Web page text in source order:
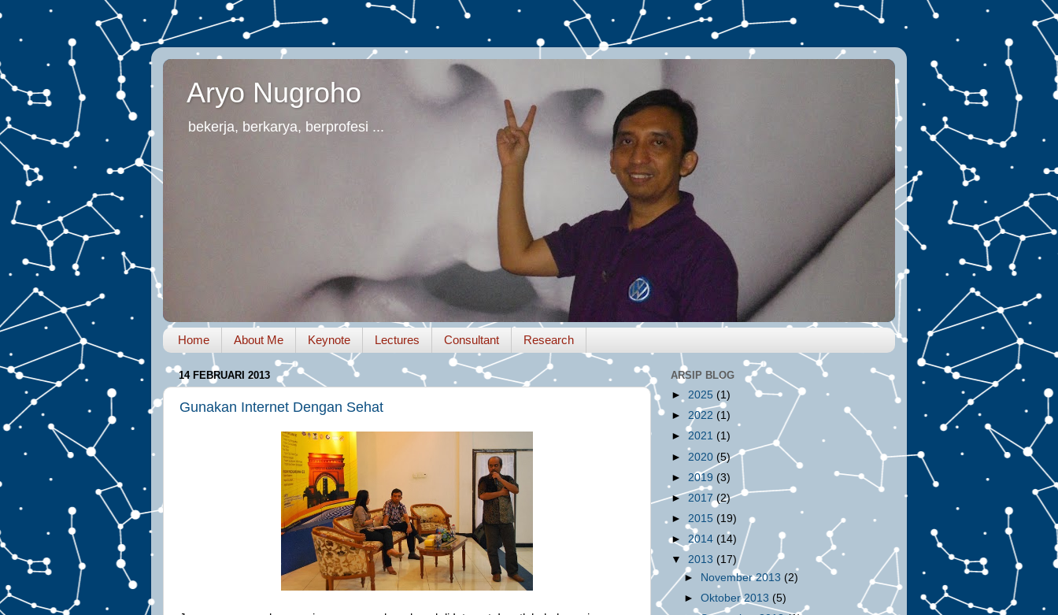
Aryo Nugroho
bekerja, berkarya, berprofesi ...
Home About Me Keynote Lectures Consultant Research
14 FEBRUARI 2013
Gunakan Internet Dengan Sehat
ARSIP BLOG
► 2025 (1)
► 2022 (1)
► 2021 (1)
► 2020 (5)
► 2019 (3)
► 2017(2)
► 2015 (19)
► 2014 (14)
▼ 2013 (17)
►
November 2013 (2)
►Oktober 2013 (5)